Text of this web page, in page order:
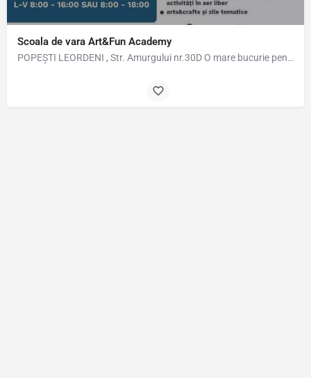
Scoala de vara Art&Fun Academy
POPEȘTI LEORDENI , Str. Amurgului nr.30D O mare bucurie pentru noi să oferim copilului tău o vară minunată…